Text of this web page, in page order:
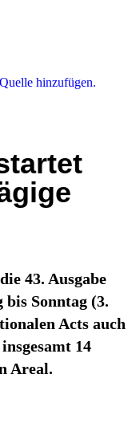
hinzufügen.
43. Ausgabe
bis Sonntag (3.
Acts auch
14
Areal.